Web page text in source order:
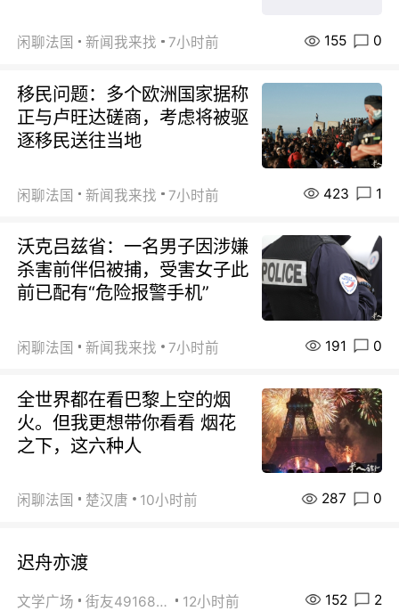
闲聊法国 新闻我来找 7小时前 155 0
移民问题：多个欧洲国家据称
正与卢旺达磋商，考虑将被驱
逐移民送往当地
闲聊法国 新闻我来找 7小时前 423 1
沃克吕兹省：一名男子因涉嫌
杀害前伴侣被捕，受害女子此
前已配有“危险报警手机”
闲聊法国 新闻我来找 7小时前 191 0
全世界都在看巴黎上空的烟
火。但我更想带你看看 烟花
之下，这六种人
闲聊法国 楚汉唐 10小时前 287 0
迟舟亦渡
文学广场 街友49168527 12小时前 152 2